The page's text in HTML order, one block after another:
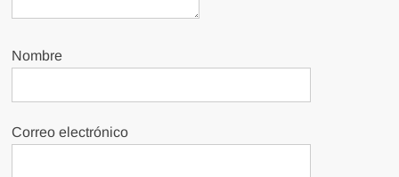
Nombre
Correo electrónico